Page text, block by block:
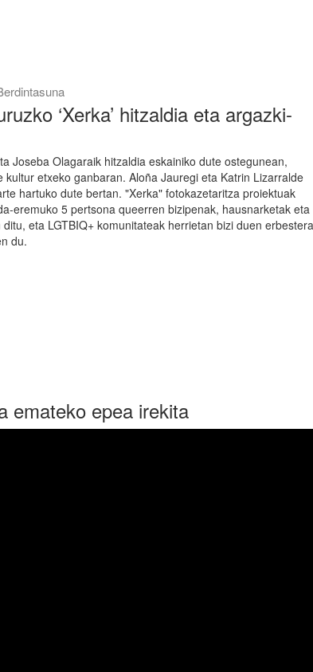
‘Xerka’ hitzaldia eta argazki-
Joseba Olagaraik hitzaldia eskainiko dute ostegunean,
kultur etxeko ganbaran. Aloña Jauregi eta Katrin Lizarralde
hartuko dute bertan. "Xerka" fotokazetaritza proiektuak
eremuko 5 pertsona queerren bizipenak, hausnarketak eta
eta LGTBIQ+ komunitateak herrietan bizi duen
du.
emateko epea irekita